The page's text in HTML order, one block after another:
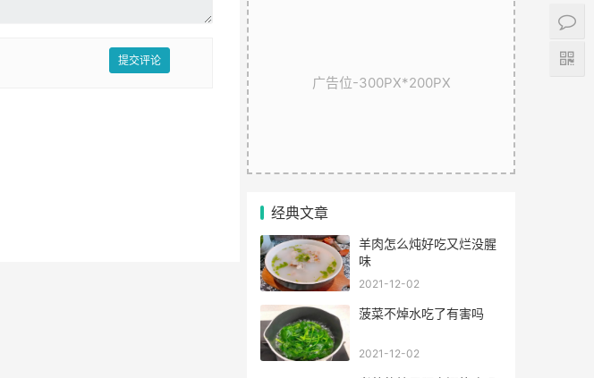
提交评论
广告位-300PX*200PX
经典文章
羊肉怎么炖好吃又烂没腥
味
2021-12-02
菠菜不焯水吃了有害吗
2021-12-02